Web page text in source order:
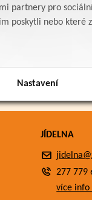
partnery pro
poskytli nebo které
Nastavení
JÍDELNA
277 779
více info